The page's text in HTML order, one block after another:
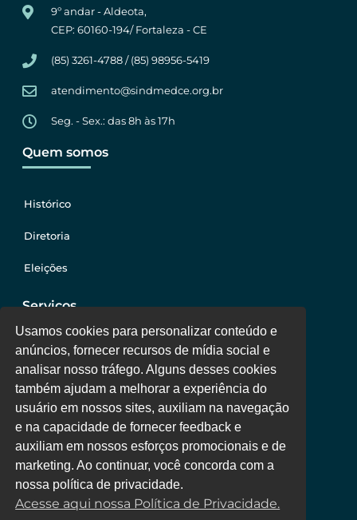
9º andar - Aldeota,
CEP: 60160-194/ Fortaleza - CE
(85) 3261-4788 / (85) 98956-5419
atendimento@sindmedce.org.br
Seg. - Sex.: das 8h às 17h
Quem somos
Histórico
Diretoria
Eleições
Serviços
Jurídico
Oportunidades
Clube de Vantagens
Área Colaborador
Usamos cookies para personalizar conteúdo e
anúncios, fornecer recursos de mídia social e
analisar nosso tráfego. Alguns desses cookies
também ajudam a melhorar a experiência do
usuário em nossos sites, auxiliam na navegação
e na capacidade de fornecer feedback e
auxiliam em nossos esforços promocionais e de
marketing. Ao continuar, você concorda com a
nossa política de privacidade.
Acesse aqui nossa Política de Privacidade.